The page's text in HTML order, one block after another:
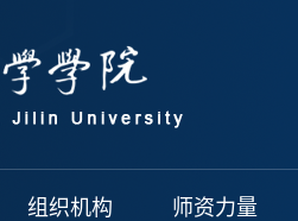
组织机构 师资力量